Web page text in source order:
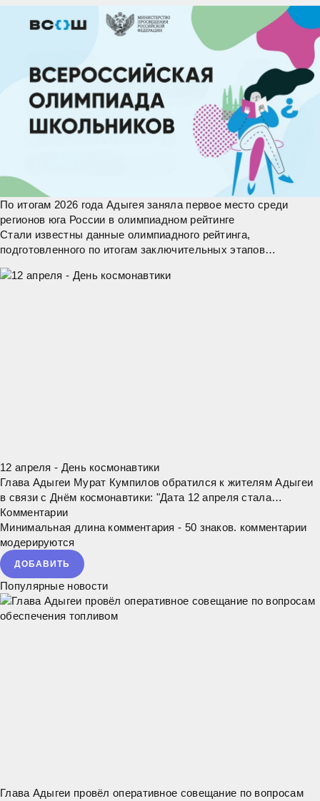
женским днем – символом любви,
По итогам 2026 года Адыгея заняла первое место среди
регионов юга России в олимпиадном рейтинге
Стали известны данные олимпиадного рейтинга,
подготовленного по итогам заключительных этапов
Всероссийской олимпиады школьников, которые проходили с
14 марта по 3 мая по 24 предметам. Республика
12 апреля - День космонавтики
Глава Адыгеи Мурат Кумпилов обратился к жителям Адыгеи
в связи с Днём космонавтики: "Дата 12 апреля стала
символом победы человечества и началом новой эры в
истории космонавтики. В этот день 65
Комментарии
Минимальная длина комментария - 50 знаков. комментарии
модерируются
ДОБАВИТЬ
Популярные новости
Глава Адыгеи провёл оперативное совещание по вопросам